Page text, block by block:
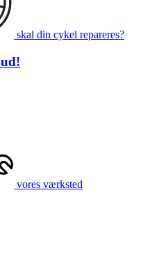
skal din cykel repareres?
vores værksted